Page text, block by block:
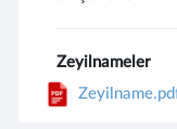
Zeyilnameler